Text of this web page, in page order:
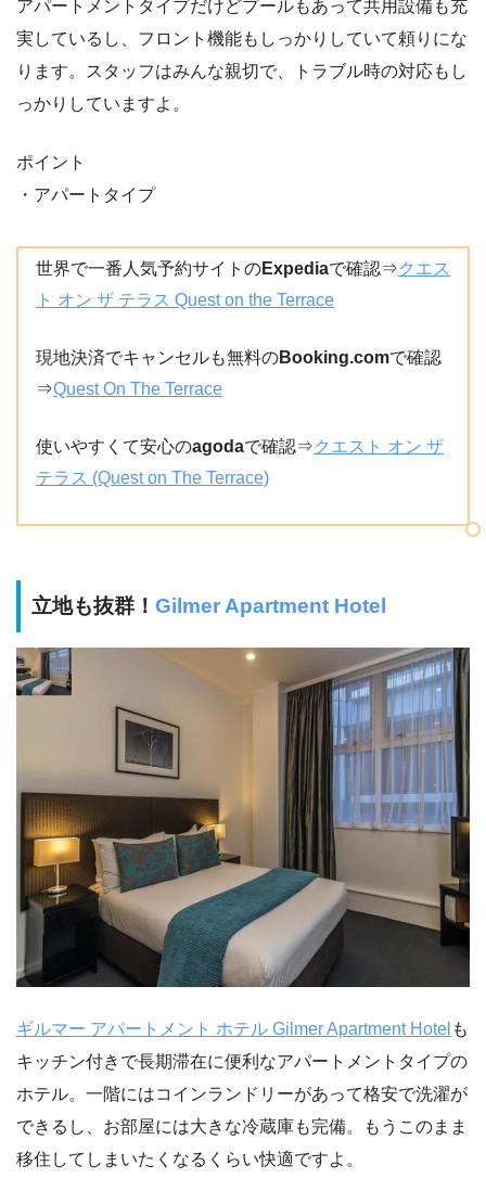
アパートメントタイプだけどプールもあって共用設備も充
実しているし、フロント機能もしっかりしていて頼りにな
ります。スタッフはみんな親切で、トラブル時の対応もし
っかりしていますよ。
ポイント
・アパートタイプ
世界で一番人気予約サイトのExpediaで確認⇒クエス
ト オン ザ テラス Quest on the Terrace
現地決済でキャンセルも無料のBooking.comで確認
⇒Quest On The Terrace
使いやすくて安心のagodaで確認⇒クエスト オン ザ
テラス (Quest on The Terrace)
立地も抜群！ Gilmer Apartment Hotel
ギルマー アパートメント ホテル Gilmer Apartment Hotel も
キッチン付きで長期滞在に便利なアパートメントタイプの
ホテル。一階にはコインランドリーがあって格安で洗濯が
できるし、お部屋には大きな冷蔵庫も完備。もうこのまま
移住してしまいたくなるくらい快適ですよ。